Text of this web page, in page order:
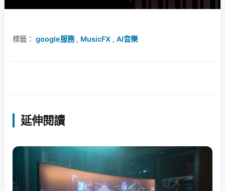
標籤： google服務, MusicFX , AI音樂
延伸閱讀